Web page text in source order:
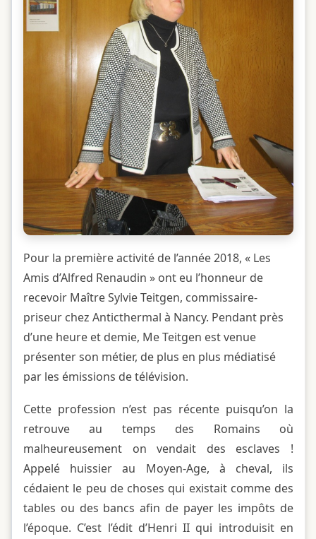
Pour la première activité de l’année 2018, « Les
Amis d’Alfred Renaudin » ont eu l’honneur de
recevoir Maître Sylvie Teitgen, commissaire-
priseur chez Anticthermal à Nancy. Pendant près
d’une heure et demie, Me Teitgen est venue
présenter son métier, de plus en plus médiatisé
par les émissions de télévision.
Cette profession n’est pas récente puisqu’on la
retrouve au temps des Romains où
malheureusement on vendait des esclaves !
Appelé huissier au Moyen-Age, à cheval, ils
cédaient le peu de choses qui existait comme des
tables ou des bancs afin de payer les impôts de
l’époque. C’est l’édit d’Henri II qui introduisit en